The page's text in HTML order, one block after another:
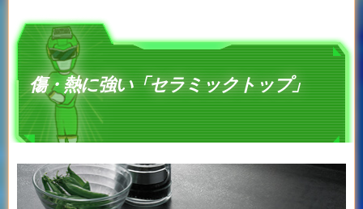
傷・熱に強い「セラミックトップ」